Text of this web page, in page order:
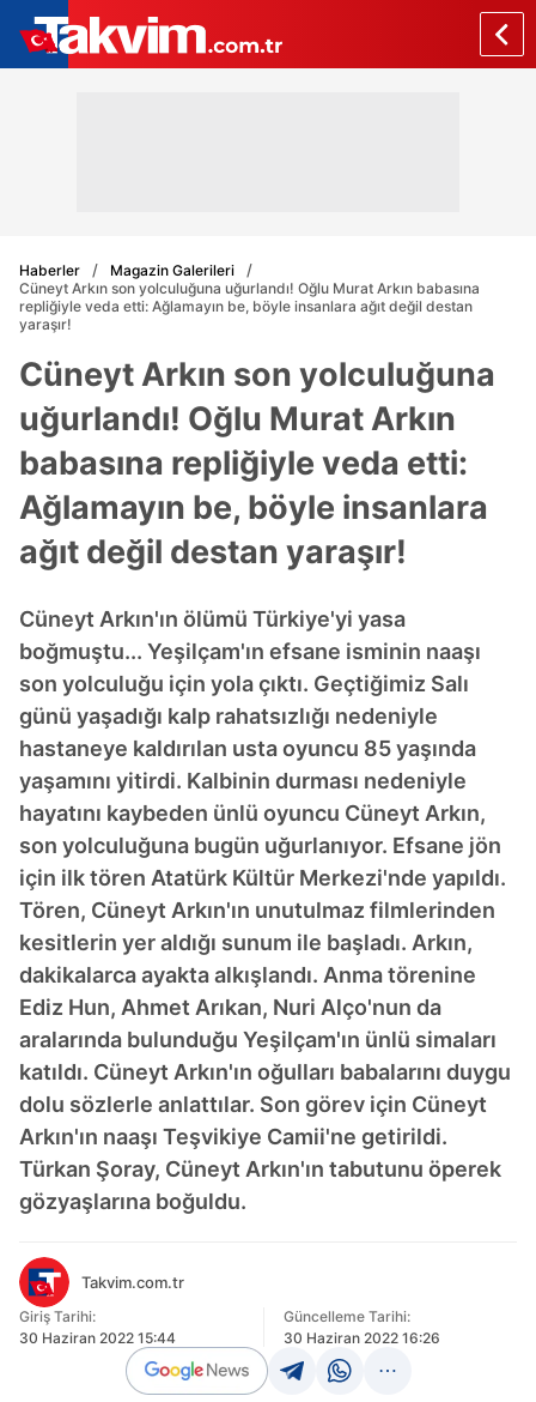
Haberler
Magazin Galerileri
Cüneyt Arkın son yolculuğuna uğurlandı! Oğlu Murat Arkın babasına
repliğiyle veda etti: Ağlamayın be, böyle insanlara ağıt değil destan
yaraşır!
Cüneyt Arkın son yolculuğuna
uğurlandı! Oğlu Murat Arkın
babasına repliğiyle veda etti:
Ağlamayın be, böyle insanlara
ağıt değil destan yaraşır!
Cüneyt Arkın'ın ölümü Türkiye'yi yasa
boğmuştu... Yeşilçam'ın efsane isminin naaşı
son yolculuğu için yola çıktı. Geçtiğimiz Salı
günü yaşadığı kalp rahatsızlığı nedeniyle
hastaneye kaldırılan usta oyuncu 85 yaşında
yaşamını yitirdi. Kalbinin durması nedeniyle
hayatını kaybeden ünlü oyuncu Cüneyt Arkın,
son yolculuğuna bugün uğurlanıyor. Efsane jön
için ilk tören Atatürk Kültür Merkezi'nde yapıldı.
Tören, Cüneyt Arkın'ın unutulmaz filmlerinden
kesitlerin yer aldığı sunum ile başladı. Arkın,
dakikalarca ayakta alkışlandı. Anma törenine
Ediz Hun, Ahmet Arıkan, Nuri Alço'nun da
aralarında bulunduğu Yeşilçam'ın ünlü simaları
katıldı. Cüneyt Arkın'ın oğulları babalarını duygu
dolu sözlerle anlattılar. Son görev için Cüneyt
Arkın'ın naaşı Teşvikiye Camii'ne getirildi.
Türkan Şoray, Cüneyt Arkın'ın tabutunu öperek
gözyaşlarına boğuldu.
Takvim.com.tr
Giriş Tarihi:
30 Haziran 2022 15:44
Güncelleme Tarihi:
30 Haziran 2022 16:26